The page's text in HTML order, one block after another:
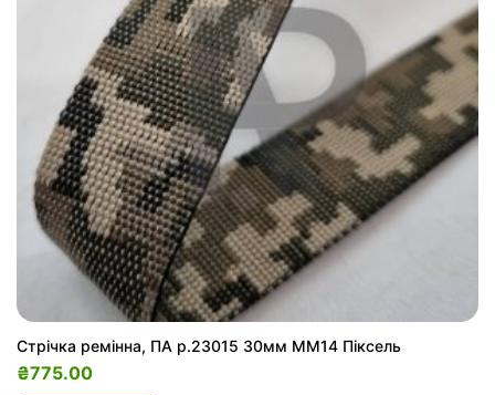
Стрічка ремінна, ПА р.23015 30мм ММ14 Піксель
₴775.00